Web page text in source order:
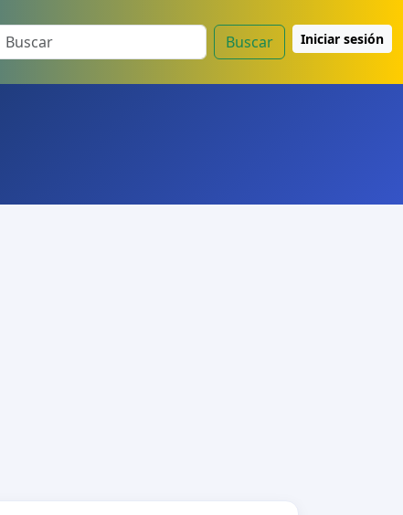
Buscar Iniciar sesión